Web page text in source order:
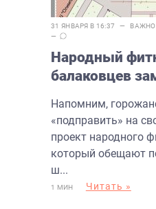
31 ЯНВАРЯ В 16:37 —
—
Народный
балаковцев
Напомним,
«подправить» на
проект народного
который обещают
ш...
1 МИН Читать »